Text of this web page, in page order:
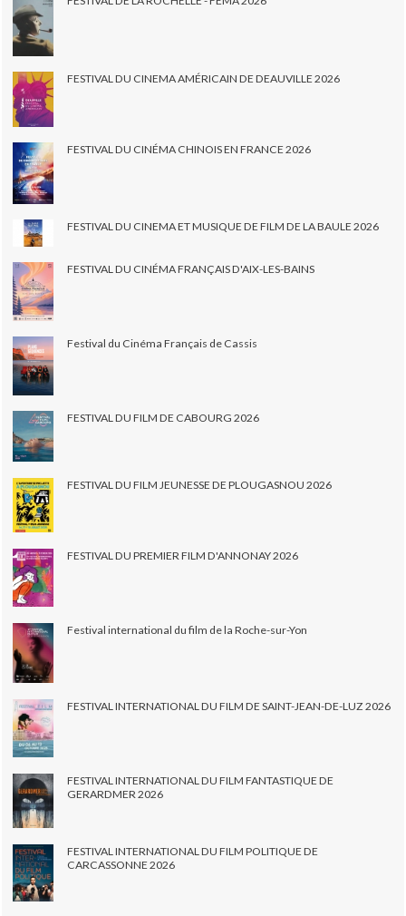
FESTIVAL DU CINEMA AMÉRICAIN DE DEAUVILLE 2026
FESTIVAL DU CINÉMA CHINOIS EN FRANCE 2026
FESTIVAL DU CINEMA ET MUSIQUE DE FILM DE LA BAULE 2026
FESTIVAL DU CINÉMA FRANÇAIS D'AIX-LES-BAINS
Festival du Cinéma Français de Cassis
FESTIVAL DU FILM DE CABOURG 2026
FESTIVAL DU FILM JEUNESSE DE PLOUGASNOU 2026
FESTIVAL DU PREMIER FILM D'ANNONAY 2026
Festival international du film de la Roche-sur-Yon
FESTIVAL INTERNATIONAL DU FILM DE SAINT-JEAN-DE-LUZ 2026
FESTIVAL INTERNATIONAL DU FILM FANTASTIQUE DE
GERARDMER 2026
FESTIVAL INTERNATIONAL DU FILM POLITIQUE DE
CARCASSONNE 2026